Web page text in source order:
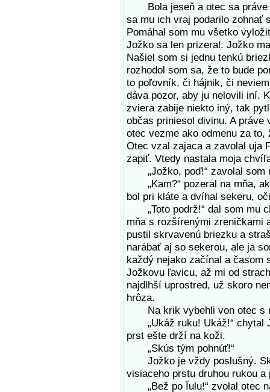
Bola jeseň a otec sa práve
sa mu ich vraj podarilo zohnať
Pomáhal som mu všetko
Jožko sa len prizeral. Jožko
Našiel som si jednu tenkú
rozhodol som sa, že to bude
to poľovník, či hájnik, či
dáva pozor, aby ju nelovili iní.
zviera zabije niekto iný, tak
občas priniesol divinu. A práve
otec vezme ako odmenu za
Otec vzal zajaca a zavolal uja
zapiť. Vtedy nastala moja
„Jožko, poď!“ zavolal som
„Kam?“ pozeral na mňa,
bol pri kláte a dvíhal sekeru,
„Toto podrž!“ dal som mu
mňa s rozšírenými zreničkami
pustil skrvavenú briezku a
narábať aj so sekerou, ale ja
každý nejako začínal a časom
Jožkovu ľavicu, až mi od
najdlhší uprostred, už skoro
hrôza.
Na krik vybehli von otec s
„Ukáž ruku! Ukáž!“ chytal
prst ešte drží na koži.
„Skús tým pohnúť!“
Jožko je vždy poslušný.
visiaceho prstu druhou rukou a
„Bež po Ïulu!“ zvolal otec